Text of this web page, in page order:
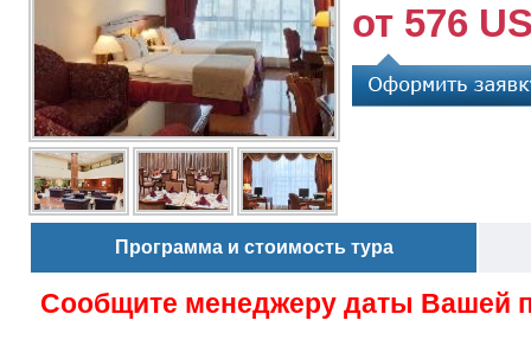
от 576
Программа и стоимость тура
Сообщите менеджеру даты Вашей